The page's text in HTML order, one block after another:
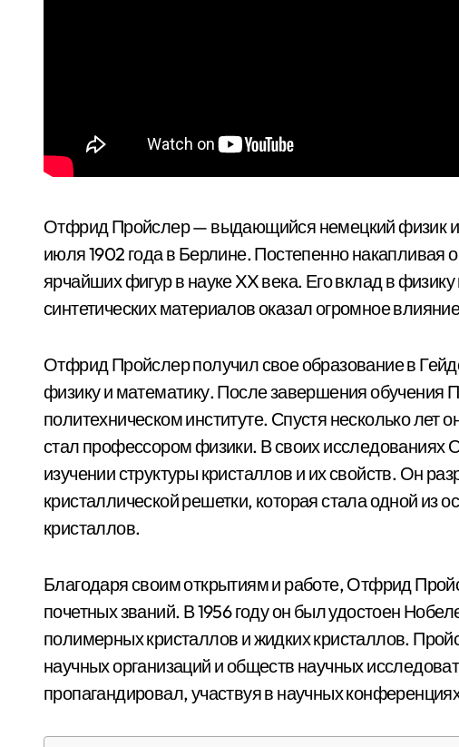
Отфрид Пройслер — выдающийся немецкий физик
июля 1902 года в Берлине. Постепенно накапливая
ярчайших фигур в науке XX века. Его вклад в
синтетических материалов оказал огромное
Отфрид Пройслер получил свое образование в
физику и математику. После завершения обучения
политехническом институте. Спустя несколько лет
стал профессором физики. В своих
изучении структуры кристаллов и их свойств. Он
кристаллической решетки, которая стала одной из
кристаллов.
Благодаря своим открытиям и работе, Отфрид
почетных званий. В 1956 году он был удостоен
полимерных кристаллов и жидких кристаллов.
научных организаций и обществ научных
пропагандировал, участвуя в научных